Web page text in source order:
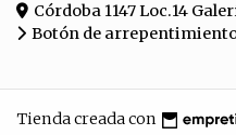
Córdoba 1147 Loc.14
Botón de
Tienda creada con